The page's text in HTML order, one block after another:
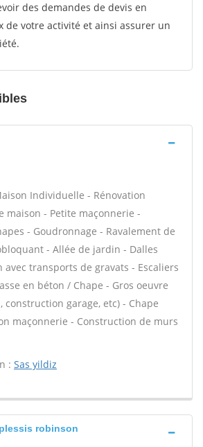
des demandes de devis en
de votre activité et ainsi assurer un
Individuelle - Rénovation
maison - Petite maçonnerie -
- Goudronnage - Ravalement de
- Allée de jardin - Dalles
transports de gravats - Escaliers
en béton / Chape - Gros oeuvre
construction garage, etc) - Chape
maçonnerie - Construction de murs
: Sas yildiz
robinson